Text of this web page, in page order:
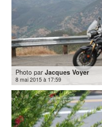
Photo par Jacques Voyer
8 mai 2015 à 17:59